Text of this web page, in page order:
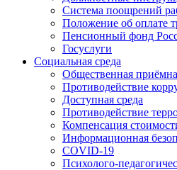
Система поощрений
Положение об оплате
Пенсионный фонд
Госуслуги
Социальная среда
Общественная
Противодействие
Доступная среда
Противодействие
Компенсация
Информационная
COVID-19
Психолого-